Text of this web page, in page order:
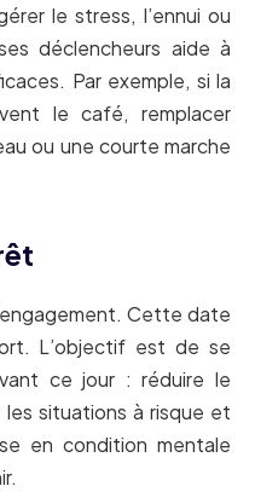
le stress, l’ennui ou
déclencheurs aide à
Par exemple, si la
le café, remplacer
ou une courte marche
Cette date
L’objectif est de se
ce jour : réduire le
situations à risque et
en condition mentale